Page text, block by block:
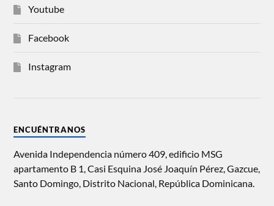
Youtube
Facebook
Instagram
ENCUÉNTRANOS
Avenida Independencia número 409, edificio MSG
apartamento B 1, Casi Esquina José Joaquín Pérez, Gazcue,
Santo Domingo, Distrito Nacional, República Dominicana.